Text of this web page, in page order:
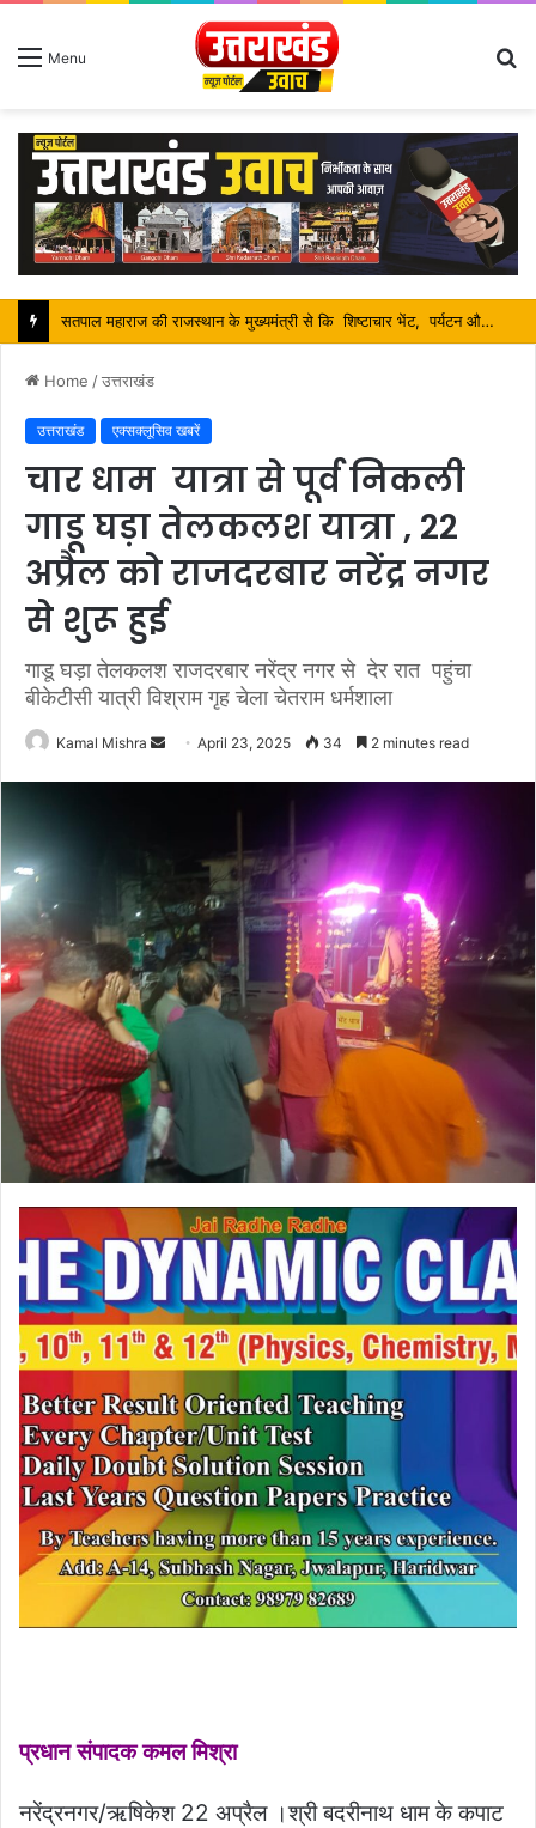
Menu
सतपाल महाराज की राजस्थान के मुख्यमंत्री से कि शिष्टाचार भेंट, पर्यटन और सांस्कृतिक गतिविधियों के विषय में विस्तार पर हुई चर्चा
Home /उत्तराखंड
उत्तराखंड एक्सक्लूसिव खबरें
चार धाम यात्रा से पूर्व निकली
गाडू घड़ा तेलकलश यात्रा , 22
अप्रैल को राजदरबार नरेंद्र नगर
से शुरू हुई
गाडू घड़ा तेलकलश राजदरबार नरेंद्र नगर से देर रात पहुंचा
बीकेटीसी यात्री विश्राम गृह चेला चेतराम धर्मशाला
Kamal Mishra
SendApril 23, 2025 34 2 minutes read
प्रधान संपादक कमल मिश्रा
‌नरेंद्रनगर/ऋषिकेश 22 अप्रैल ।श्री बदरीनाथ धाम के कपाट